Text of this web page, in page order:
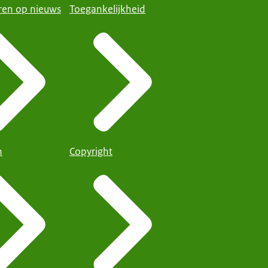
op nieuws Toegankelijkheid
Copyright